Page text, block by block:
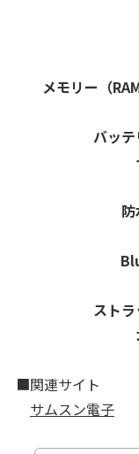
メモリー（
バッ
スト
■関連サイト
サムスン電子